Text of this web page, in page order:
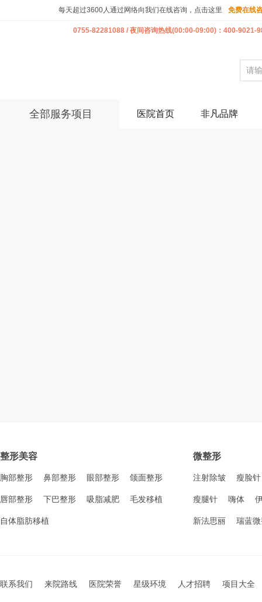
每天超过3600人通过网络向我们在线咨询，点击这里 免费在线
0755-82281088 / 夜间咨询热线(00:00-09:00)：400-9021-
全部服务项目 医院首页 非凡品牌
整形美容
胸部整形 鼻部整形 眼部整形 颌面整形
唇部整形 下巴整形 吸脂减肥 毛发移植
自体脂肪移植
微整形
注射除皱 瘦脸针
瘦腿针 嗨体
新法思丽 瑞蓝
联系我们 来院路线 医院荣誉 星级环境 人才招聘 项目大全